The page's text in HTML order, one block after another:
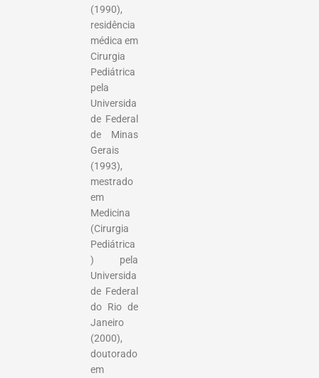
(1990),
residência
médica em
Cirurgia
Pediátrica
pela
Universida
de Federal
de Minas
Gerais
(1993),
mestrado
em
Medicina
(Cirurgia
Pediátrica
) pela
Universida
de Federal
do Rio de
Janeiro
(2000),
doutorado
em